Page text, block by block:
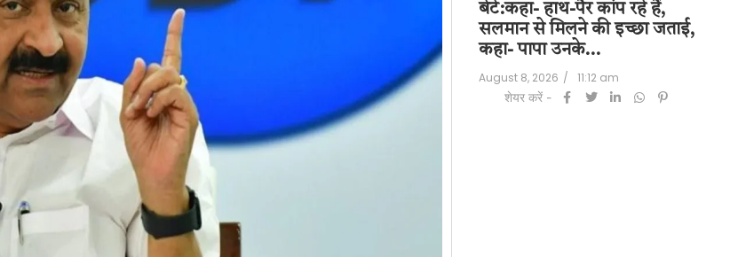
निकालते थे:सबा पटौदी ने बताया-
रक्षा बंधन पर वही रकम गिफ्ट में…
August 8, 2026 /
5:30 am
शेयर करें -
India Market Update 2026
बेटे:कहा- हाथ-पैर कांप रहे हैं,
सलमान से मिलने की इच्छा जताई,
कहा- पापा उनके…
August 8, 2026 /
11:12 am
शेयर करें -